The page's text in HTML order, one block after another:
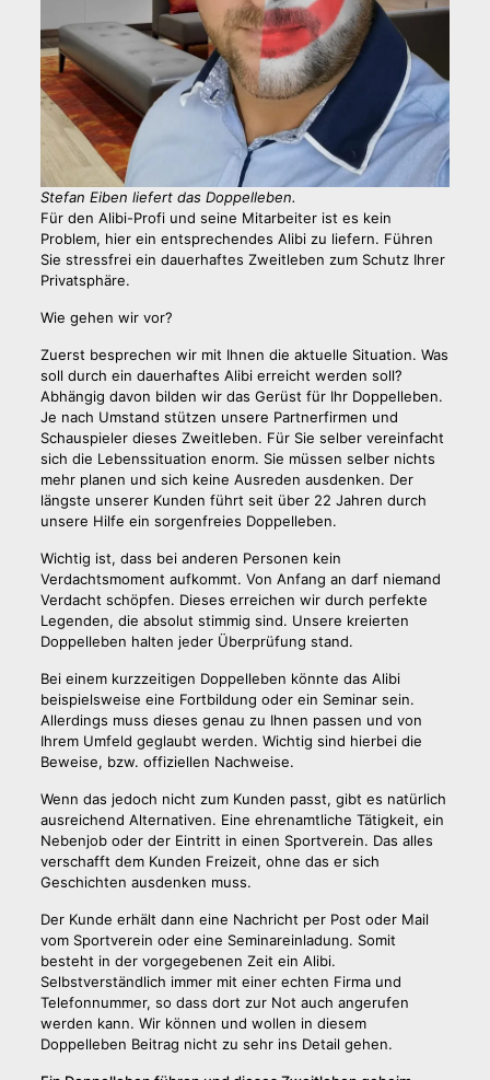
Stefan Eiben liefert das Doppelleben.
Für den Alibi-Profi und seine Mitarbeiter ist es kein
Problem, hier ein entsprechendes Alibi zu liefern. Führen
Sie stressfrei ein dauerhaftes Zweitleben zum Schutz Ihrer
Privatsphäre.
Wie gehen wir vor?
Zuerst besprechen wir mit Ihnen die aktuelle Situation. Was
soll durch ein dauerhaftes Alibi erreicht werden soll?
Abhängig davon bilden wir das Gerüst für Ihr Doppelleben.
Je nach Umstand stützen unsere Partnerfirmen und
Schauspieler dieses Zweitleben. Für Sie selber vereinfacht
sich die Lebenssituation enorm. Sie müssen selber nichts
mehr planen und sich keine Ausreden ausdenken. Der
längste unserer Kunden führt seit über 22 Jahren durch
unsere Hilfe ein sorgenfreies Doppelleben.
Wichtig ist, dass bei anderen Personen kein
Verdachtsmoment aufkommt. Von Anfang an darf niemand
Verdacht schöpfen. Dieses erreichen wir durch perfekte
Legenden, die absolut stimmig sind. Unsere kreierten
Doppelleben halten jeder Überprüfung stand.
Bei einem kurzzeitigen Doppelleben könnte das Alibi
beispielsweise eine Fortbildung oder ein Seminar sein.
Allerdings muss dieses genau zu Ihnen passen und von
Ihrem Umfeld geglaubt werden. Wichtig sind hierbei die
Beweise, bzw. offiziellen Nachweise.
Wenn das jedoch nicht zum Kunden passt, gibt es natürlich
ausreichend Alternativen. Eine ehrenamtliche Tätigkeit, ein
Nebenjob oder der Eintritt in einen Sportverein. Das alles
verschafft dem Kunden Freizeit, ohne das er sich
Geschichten ausdenken muss.
Der Kunde erhält dann eine Nachricht per Post oder Mail
vom Sportverein oder eine Seminareinladung. Somit
besteht in der vorgegebenen Zeit ein Alibi.
Selbstverständlich immer mit einer echten Firma und
Telefonnummer, so dass dort zur Not auch angerufen
werden kann. Wir können und wollen in diesem
Doppelleben Beitrag nicht zu sehr ins Detail gehen.